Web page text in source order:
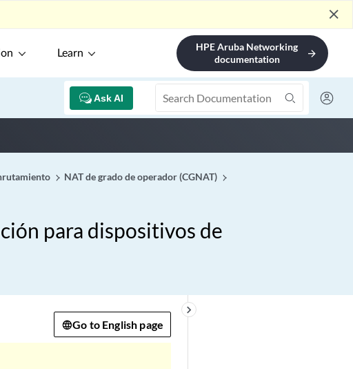
close
Learn
HPE Aruba Networking
documentation
arrow_forward
Ask AI
NAT de grado de operador (CGNAT)
para dispositivos de
keyboard_arrow_right
Go to English page